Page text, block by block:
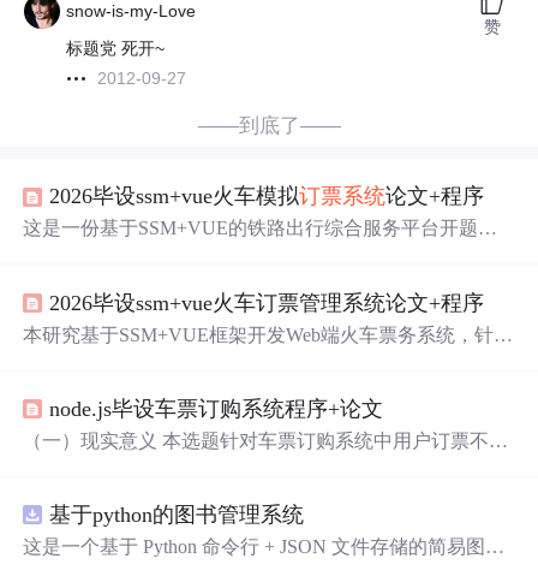
snow-is-my-Love
标题党 死开~
2012-09-27
赞
——到底了——
2026毕设ssm+vue火车模拟订票系统论文+程序
这是一份基于SSM+VUE的铁路出行综合服务平台开题报
私有化部署的Web应用。系统采用SSM后端与VUE前端技
术栈，包含7大核心子域：用户管理、车票类型、车次信
等问题，预期交付开源系统、技术文档和教学脚手架。采
用Maven构建，部署环境为JDK1.8+MySQL5.7+Tomcat7.
0，支持500并发访问，平
2026毕设ssm+vue火车订票管理系统论文+程序
本研究基于SSM+VUE框架开发Web端火车票务系统，针对
迭代开发，包含用户管理、车票查询、订单处理和退订管
理等核心模块，运用分布式锁+乐观锁机制保障高并发下的
中小型票务服务商提供低成本解决方案。技术方案整合了S
SM、Vue3、Redis等技术栈，通过JMeter压测验证系统在20
00并发下的稳定性。
node.js毕设车票订购系统程序+论文
（一）现实意义 本选题针对车票订购系统中用户订票不
系统的高效性和便捷性直接影响着用户的出行体验。通过
对该选题的研究，可以优化车票订购系统的功能，提高车
基于python的图书管理系统
这是一个基于 Python 命令行 + JSON 文件存储的简易图书